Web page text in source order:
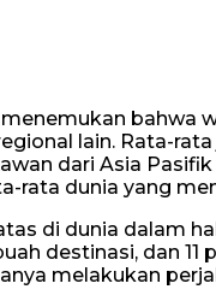
bahwa
lain. Rata-
dari Asia
rata dunia yang
di dunia dalam
destinasi, dan 11
melakukan